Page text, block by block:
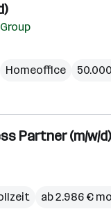
Homeoffice
Partner (m/w/d)
ab 2.986 €